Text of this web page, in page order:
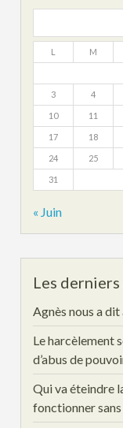
L M
3 4
10 11
17 18
24 25
31
« Juin
Les
Agnès nous a
Le harcèlement
d’abus de
Qui va éteindre
fonctionner